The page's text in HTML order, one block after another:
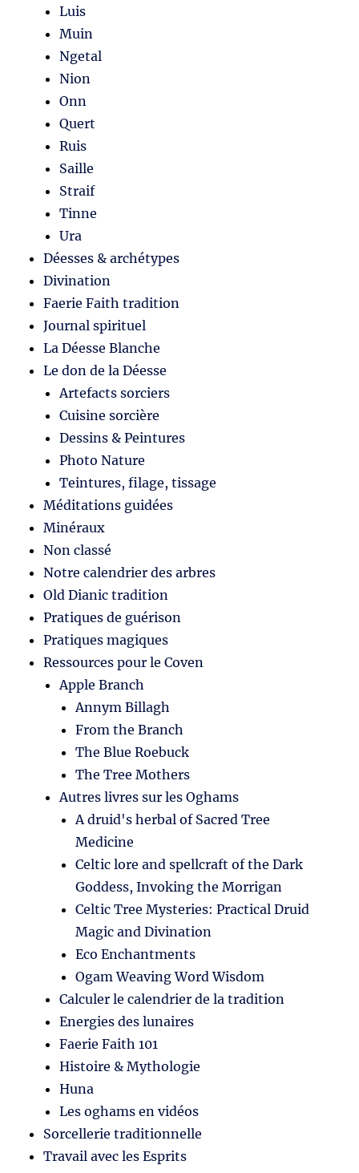
Luis
Muin
Ngetal
Nion
Onn
Quert
Ruis
Saille
Straif
Tinne
Ura
Déesses & archétypes
Divination
Faerie Faith tradition
Journal spirituel
La Déesse Blanche
Le don de la Déesse
Artefacts sorciers
Cuisine sorcière
Dessins & Peintures
Photo Nature
Teintures, filage, tissage
Méditations guidées
Minéraux
Non classé
Notre calendrier des arbres
Old Dianic tradition
Pratiques de guérison
Pratiques magiques
Ressources pour le Coven
Apple Branch
Annym Billagh
From the Branch
The Blue Roebuck
The Tree Mothers
Autres livres sur les Oghams
A druid's herbal of Sacred Tree
Medicine
Celtic lore and spellcraft of the Dark
Goddess, Invoking the Morrigan
Celtic Tree Mysteries: Practical Druid
Magic and Divination
Eco Enchantments
Ogam Weaving Word Wisdom
Calculer le calendrier de la tradition
Energies des lunaires
Faerie Faith 101
Histoire & Mythologie
Huna
Les oghams en vidéos
Sorcellerie traditionnelle
Travail avec les Esprits